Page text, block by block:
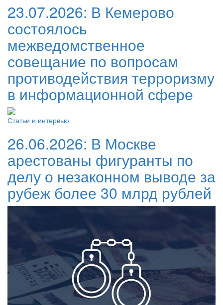
23.07.2026: В Кемерово
состоялось
межведомственное
совещание по вопросам
противодействия терроризму
в информационной сфере
Статьи и интервью
26.06.2026: В Москве
арестованы фигуранты по
делу о незаконном выводе за
рубеж более 30 млрд рублей